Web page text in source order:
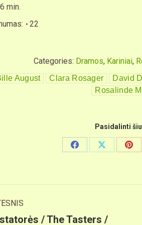
min.
22
Categories: Dramos, Kariniai,
August Clara Rosager David
Rosalinde
Pasidalinti
Share
Share
/ The Tasters /